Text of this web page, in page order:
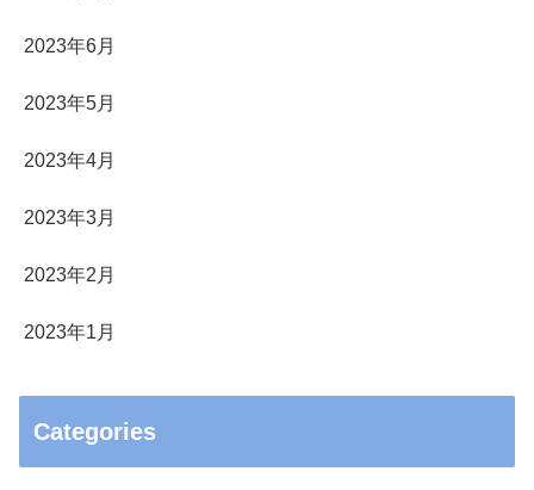
2023年6月
2023年5月
2023年4月
2023年3月
2023年2月
2023年1月
Categories